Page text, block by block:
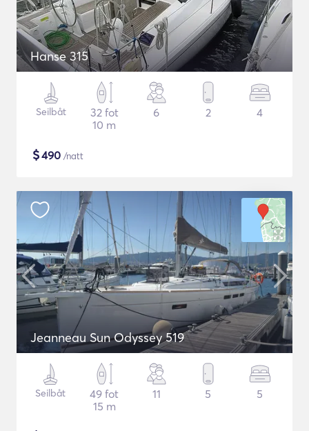
Hanse 315
Seilbåt
32 fot
10 m
6 2 4
$490 /natt
Jeanneau Sun Odyssey 519
Seilbåt
49 fot
15 m
11 5 5